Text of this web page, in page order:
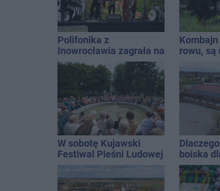
Polifonika z
Inowrocławia zagrała na
Harendzie. Muzyczny
hołd dla Jana
Kasprowicza
Kombajn
rowu, są
W sobotę Kujawski
Festiwal Pieśni Ludowej
boiska
Ratusz